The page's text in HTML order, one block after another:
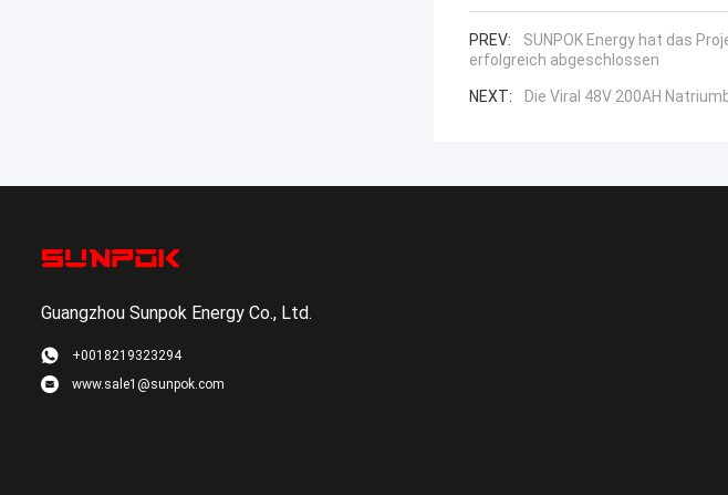
PREV:
SUNPOK Energy hat das
erfolgreich abgeschlossen
NEXT: Die Viral 48V 200AH
Guangzhou Sunpok Energy Co., Ltd.
+0018219323294
www.sale1@sunpok.com